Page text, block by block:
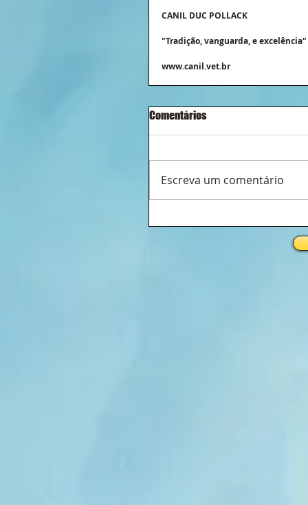
CANIL DUC POLLACK
"Tradição, vanguarda, e excelência"
www.canil.vet.br
Comentários
Escreva um comentário